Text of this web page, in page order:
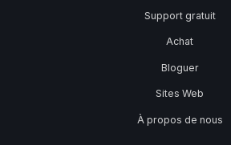
Support gratuit
Achat
Bloguer
Sites Web
À propos de nous